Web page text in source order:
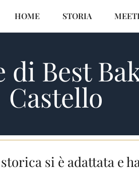
HOME STORIA
di Best
Castello
si è adattata e